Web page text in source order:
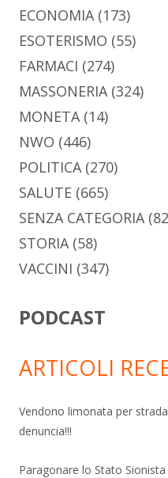
ECONOMIA (173)
ESOTERISMO (55)
FARMACI (274)
MASSONERIA (324)
MONETA (14)
NWO (446)
POLITICA (270)
SALUTE (665)
SENZA CATEGORIA
STORIA (58)
VACCINI (347)
PODCAST
ARTICOLI
Vendono limonata per
denuncia!!!
Paragonare lo Stato